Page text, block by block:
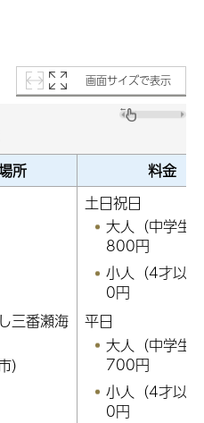
画面サイズで表示
所 料金
三番瀬海
）
土日祝日
大人（中学生
800円
小人（4才以
0円
平日
大人（中学生
700円
小人（4才以
0円